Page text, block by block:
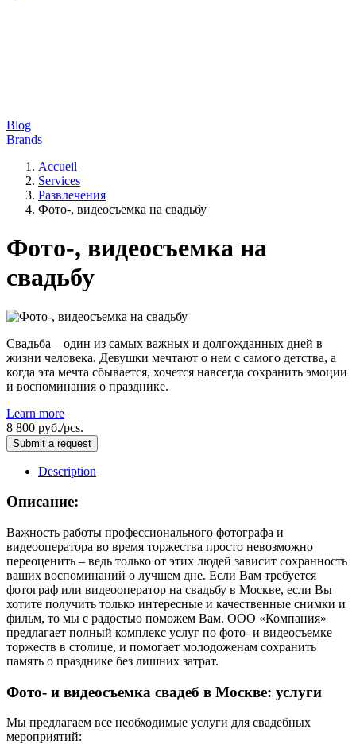
Blog
Brands
Accueil
Services
Развлечения
Фото-, видеосъемка на свадьбу
Фото-, видеосъемка на
свадьбу
Свадьба – один из самых важных и долгожданных дней в
жизни человека. Девушки мечтают о нем с самого детства, а
когда эта мечта сбывается, хочется навсегда сохранить эмоции
и воспоминания о празднике.
Learn more
8 800 руб./pcs.
Submit a request
Description
Описание:
Важность работы профессионального фотографа и
видеооператора во время торжества просто невозможно
переоценить – ведь только от этих людей зависит сохранность
ваших воспоминаний о лучшем дне. Если Вам требуется
фотограф или видеооператор на свадьбу в Москве, если Вы
хотите получить только интересные и качественные снимки и
фильм, то мы с радостью поможем Вам. ООО «Компания»
предлагает полный комплекс услуг по фото- и видеосъемке
торжеств в столице, и помогает молодоженам сохранить
память о празднике без лишних затрат.
Фото- и видеосъемка свадеб в Москве: услуги
Мы предлагаем все необходимые услуги для свадебных
мероприятий: